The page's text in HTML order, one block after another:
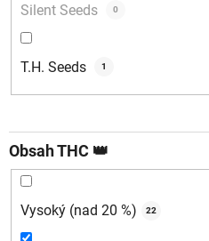
Silent Seeds 0
T.H. Seeds 1
Obsah THC 👑
Vysoký (nad 20 %) 22